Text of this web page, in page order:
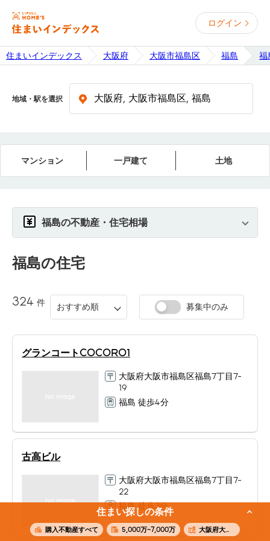
ログイン
住まいインデックス 大阪府 大阪市福島区 福島 福
住まい探しの条件
購入不動産すべて 5,000万~7,000万 大阪府大阪市福島区福島
地域・駅を選択
マンション 一戸建て 土地
福島の不動産・住宅相場
福島の住宅
324 件 おすすめ順 募集中のみ
グランコートCOCORO1
大阪府大阪市福島区福島7丁目7-
19
福島 徒歩4分
古高ビル
大阪府大阪市福島区福島7丁目7-
22
福島 徒歩3分